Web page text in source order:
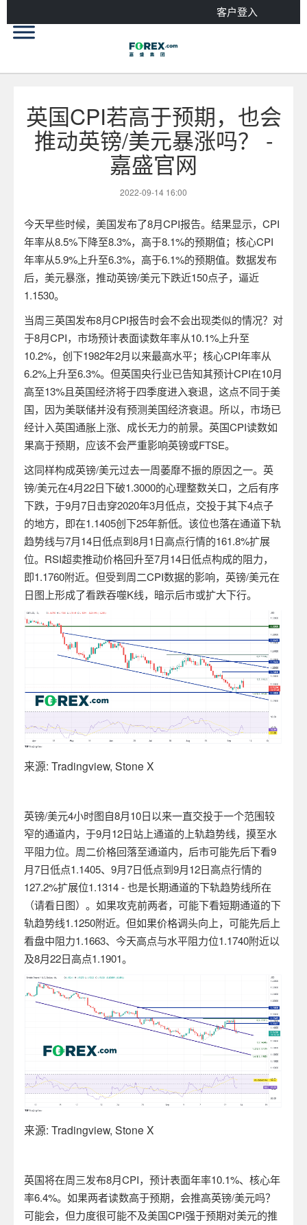
客户登入
英国CPI若高于预期，也会
推动英镑/美元暴涨吗？ -
嘉盛官网
2022-09-14 16:00
今天早些时候，美国发布了8月CPI报告。结果显示， CPI
年率从8.5%下降至8.3%，高于8.1%的预期值；核心CPI
年率从5.9% 上升至6.3%，高于6.1%的预期值。数据发布
后，美元暴涨，推动英镑/美元下跌近150点子，逼近
1.1530。
当周三英国发布8月CPI报告时会不会出现类似的情况？对
于8月CPI，市场预计表面读数年率从10.1% 上升至
10.2%，创下1982年2月以来最高水平；核心CPI年率从
6.2% 上升至6.3%。但英国央行业已告知其预计CPI在10月
高至13%且英国经济将于四季度进入衰退，这点不同于美
国，因为美联储并没有预测美国经济衰退。所以，市场已
经计入英国通胀上涨、成长无力的前景。英国CPI读数如
果高于预期，应该不会严重影响英镑或FTSE。
这同样构成英镑/美元过去一周萎靡不振的原因之一。英
镑/美元在4月22日下破1.3000的心理整数关口，之后有序
下跌，于9月7日击穿2020年3月低点，交投于其下4点子
的地方，即在1.1405创下25年新低。该位也落在通道下轨
趋势线与7月14日低点到8月1日高点行情的161.8%扩展
位。 RSI超卖推动价格回升至7月14日低点构成的阻力，
即1.1760附近。但受到周二CPI数据的影响，英镑/美元在
日图上形成了看跌吞噬K线，暗示后市或扩大下行。
来源: Tradingview, Stone X
英镑/美元4小时图自8月10日以来一直交投于一个范围较
窄的通道内，于9月12日站上通道的上轨趋势线，摸至水
平阻力位。周二价格回落至通道内，后市可能先后下看9
月7日低点1.1405、 9月7日低点到9月12日高点行情的
127.2%扩展位1.1314 -也是长期通道的下轨趋势线所在
（请看日图）。如果攻克前两者，可能下看短期通道的下
轨趋势线1.1250附近。但如果价格调头向上，可能先后上
看盘中阻力1.1663、今天高点与水平阻力位1.1740附近以
及8月22日高点1.1901。
来源: Tradingview, Stone X
英国将在周三发布8月CPI，预计表面年率10.1%、核心年
率6.4%。如果两者读数高于预期，会推高英镑/美元吗？
可能会，但力度很可能不及美国CPI强于预期对美元的推